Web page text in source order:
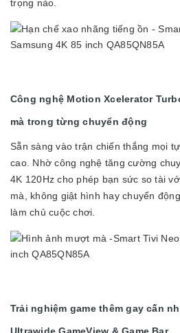
trọng nào.
Công nghệ Motion Xcelerator
mà trong từng chuyển động
Sẵn sàng vào trận chiến thắng mọi
cao. Nhờ công nghệ tăng cường
4K 120Hz cho phép bạn sức so tài
mà, không giật hình hay chuyển
làm chủ cuộc chơi.
Trải nghiệm game thêm gay cấn
Ultrawide GameView & Game Bar